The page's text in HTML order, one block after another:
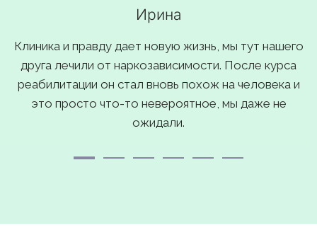
Ирина
Клиника и правду дает новую жизнь, мы тут нашего
друга лечили от наркозависимости. После курса
реабилитации он стал вновь похож на человека и
это просто что-то невероятное, мы даже не
ожидали.